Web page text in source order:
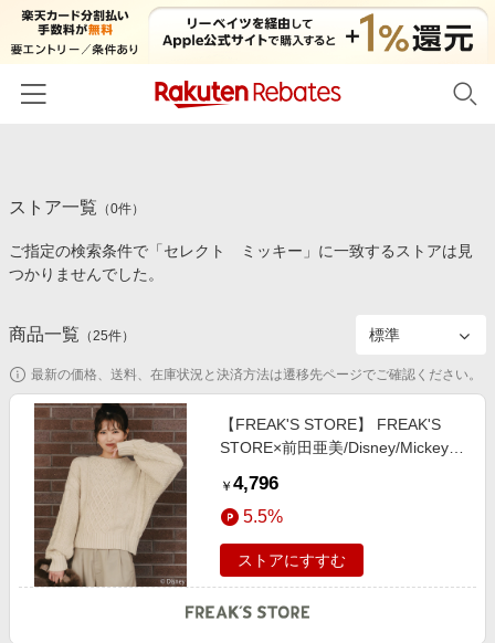
カテゴリー一覧
百貨店・総合ECモール
食品・スイーツ・お酒
コスメ・健康・医薬品
キッズ・ベビー用品
家電・PC・スマホ・カメラ
エンタメ
スポーツ・アウトドア・ゴルフ
インテリア・寝具
イベント一覧
初回購入者限定特典
対象ストア新規限定特典
新着ストアのご紹介
電子書籍特集
楽天ペイ導入ストア
楽天サービス特集
旅行特集
わくわく夏特集
楽天IDでログイン/会員登録
ストア一覧 （0件）
ご指定の検索条件で「セレクト ミッキー」に一致するストアは見
つかりませんでした。
商品一覧 （25件）
最新の価格、送料、在庫状況と決済方法は遷移先ページでご確認ください。
【FREAK'S STORE】 FREAK'S
STORE×前田亜美/Disney/Mickey
ット プルオーバー【限定展開】
female
￥ 4,796
5.5%
ストアにすすむ